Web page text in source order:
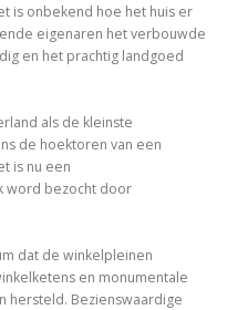
is onbekend hoe het huis er
eigenaren het verbouwde
en het prachtig landgoed
als de kleinste
de hoektoren van een
is nu een
word bezocht door
dat de winkelpleinen
en monumentale
hersteld. Bezienswaardige